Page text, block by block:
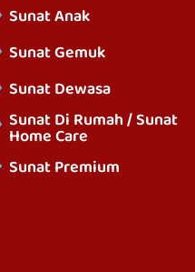
Sunat Anak
Sunat Gemuk
Sunat Dewasa
Sunat Di Rumah / Sunat
Home Care
Sunat Premium